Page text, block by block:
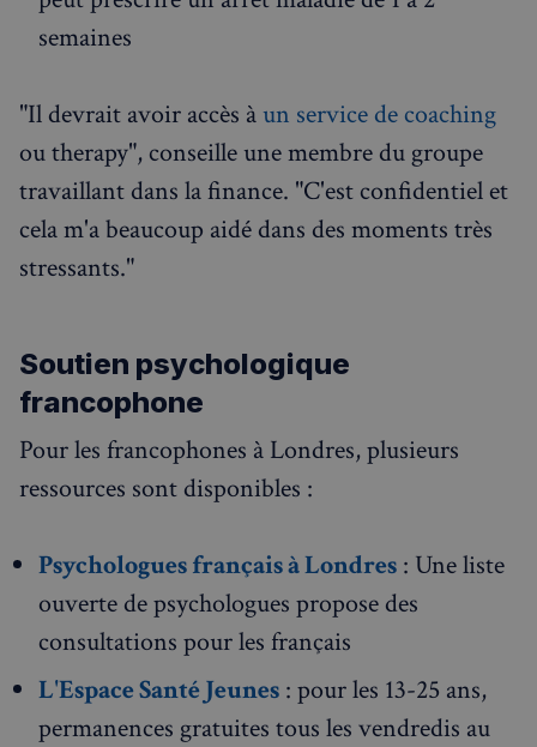
semaines
"Il devrait avoir accès àun service de coaching
ou therapy", conseille une membre du groupe
travaillant dans la finance. "C'est confidentiel et
cela m'a beaucoup aidé dans des moments très
stressants."
Soutien psychologique
francophone
Pour les francophones à Londres, plusieurs
ressources sont disponibles :
Psychologues français à Londres : Une liste
ouverte de psychologues propose des
consultations pour les français
L'Espace Santé Jeunes : pour les 13-25 ans,
permanences gratuites tous les vendredis au